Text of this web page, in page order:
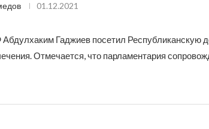
01.12.2021
Гаджиев посетил Республиканскую
Отмечается, что парламентария